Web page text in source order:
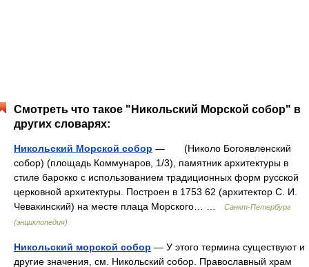
Смотреть что такое "Никольский Морской собор" в
других словарях:
Никольский Морской собор — (Николо Богоявленский
собор) (площадь Коммунаров, 1/3), памятник архитектуры в
стиле барокко с использованием традиционных форм русской
церковной архитектуры. Построен в 1753 62 (архитектор С. И.
Чевакинский) на месте плаца Морского… …
Санкт-Петербург
(энциклопедия)
Никольский морской собор — У этого термина существуют и
другие значения, см. Никольский собор. Православный храм